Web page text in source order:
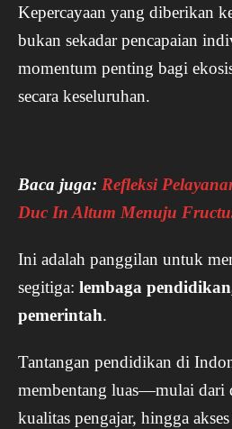
Kepercayaan yang diberikan
bukan sekadar pencapaian
momentum penting bagi
secara keseluruhan.
Baca juga: Refleksi
Duc In Altum Menuju
Ini adalah panggilan untuk
segitiga: lembaga
pemerintah.
Tantangan pendidikan di
membentang luas—mulai dari
kualitas pengajar, hingga